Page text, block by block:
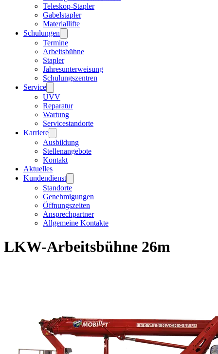
Teleskop-Stapler
Gabelstapler
Materiallifte
Schulungen
Termine
Arbeitsbühne
Stapler
Jahresunterweisung
Schulungszentren
Service
UVV
Reparatur
Wartung
Servicestandorte
Karriere
Ausbildung
Stellenangebote
Kontakt
Aktuelles
Kundendienst
Standorte
Genehmigungen
Öffnungszeiten
Ansprechpartner
Allgemeine Kontakte
LKW-Arbeitsbühne 26m